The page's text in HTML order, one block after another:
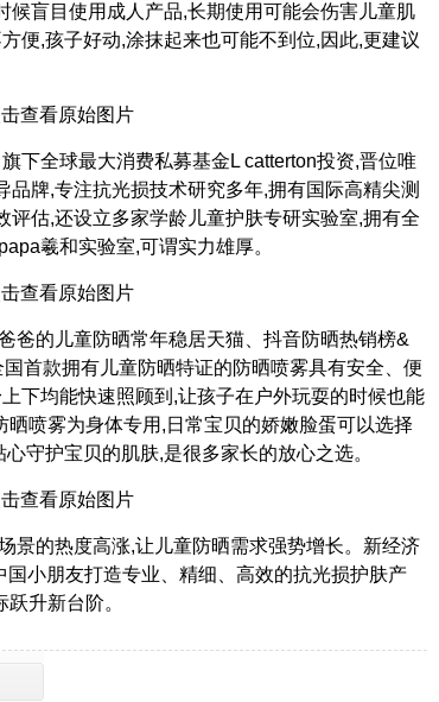
盲目使用成人产品,长期使用可能会伤害儿童肌
便,孩子好动,涂抹起来也可能不到位,因此,更建议
全球最大消费私募基金L catterton投资,晋位唯
牌,专注抗光损技术研究多年,拥有国际高精尖测
估,还设立多家学龄儿童护肤专研实验室,拥有全
羲和实验室,可谓实力雄厚。
的儿童防晒常年稳居天猫、抖音防晒热销榜&
首款拥有儿童防晒特证的防晒喷雾具有安全、便
下均能快速照顾到,让孩子在户外玩耍的时候也能
晒喷雾为身体专用,日常宝贝的娇嫩脸蛋可以选择
守护宝贝的肌肤,是很多家长的放心之选。
的热度高涨,让儿童防晒需求强势增长。新经济
小朋友打造专业、精细、高效的抗光损护肤产
升新台阶。